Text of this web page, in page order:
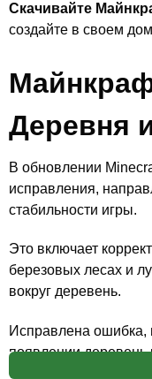
Скачивайте
создайте в своем
Деревня
В обновлении
исправления,
стабильности игры.
Это включает
березовых лесах и
вокруг деревень.
Исправлена ошибка,
появлении деревень